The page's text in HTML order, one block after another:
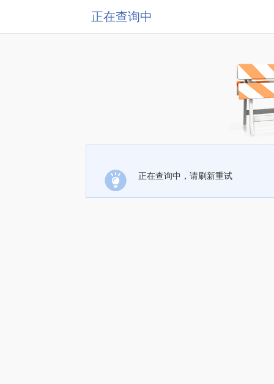
正在查询中
正在查询中，请刷新重试